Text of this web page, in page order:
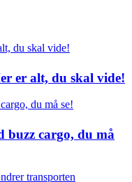
er alt, du skal vide!
buzz cargo, du må